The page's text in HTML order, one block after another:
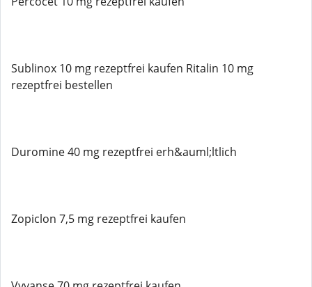
Sublinox 10 mg rezeptfrei kaufen Ritalin 10 mg
rezeptfrei bestellen
Duromine 40 mg rezeptfrei erh&auml;ltlich
Zopiclon 7,5 mg rezeptfrei kaufen